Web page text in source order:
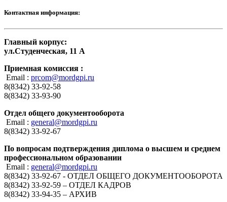
Контактная информация:
Главный корпус:
ул.Студенческая, 11 А
Приемная комиссия :
Email : prcom@mordgpi.ru
8(8342) 33-92-58
8(8342) 33-93-90
Отдел общего документооборота
Email : general@mordgpi.ru
8(8342) 33-92-67
По вопросам подтверждения диплома о высшем и среднем
профессиональном образовании
Email : general@mordgpi.ru
8(8342) 33-92-67 - ОТДЕЛ ОБЩЕГО ДОКУМЕНТООБОРОТА
8(8342) 33-92-59 – ОТДЕЛ КАДРОВ
8(8342) 33-94-35 – АРХИВ